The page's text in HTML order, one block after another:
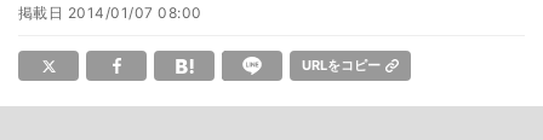
掲載日 2014/01/07 08:00
URLをコピー